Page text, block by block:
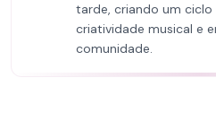
tarde, criando um ciclo
criatividade musical e
comunidade.